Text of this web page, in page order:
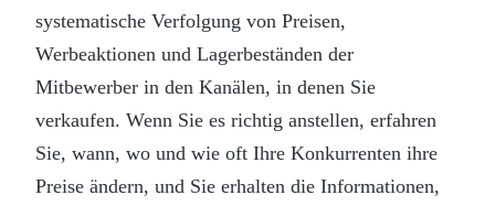
systematische Verfolgung von Preisen,
Werbeaktionen und Lagerbeständen der
Mitbewerber in den Kanälen, in denen Sie
verkaufen. Wenn Sie es richtig anstellen, erfahren
Sie, wann, wo und wie oft Ihre Konkurrenten ihre
Preise ändern, und Sie erhalten die Informationen,